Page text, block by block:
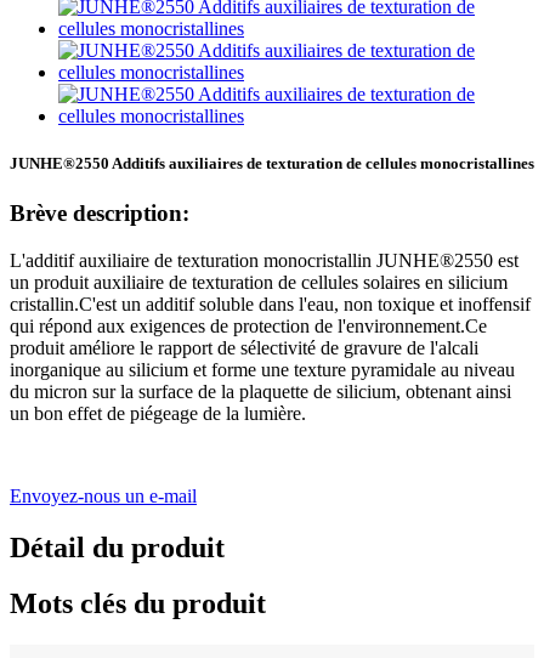
JUNHE®2550 Additifs auxiliaires de texturation de cellules monocristallines
Brève description:
L'additif auxiliaire de texturation monocristallin JUNHE®2550 est
un produit auxiliaire de texturation de cellules solaires en silicium
cristallin.C'est un additif soluble dans l'eau, non toxique et inoffensif
qui répond aux exigences de protection de l'environnement.Ce
produit améliore le rapport de sélectivité de gravure de l'alcali
inorganique au silicium et forme une texture pyramidale au niveau
du micron sur la surface de la plaquette de silicium, obtenant ainsi
un bon effet de piégeage de la lumière.
Envoyez-nous un e-mail
Détail du produit
Mots clés du produit